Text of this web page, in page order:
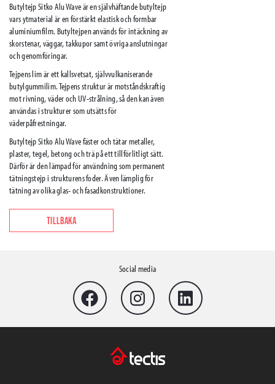
Butyltejp Sitko Alu Wave är en självhäftande butyltejp
vars ytmaterial är en förstärkt elastisk och formbar
aluminiumfilm. Butyltejpen används för intäckning av
skorstenar, väggar, takkupor samt övriga anslutningar
och genomföringar.
Tejpens lim är ett kallsvetsat, självvulkaniserande
butylgummilim. Tejpens struktur är motståndskraftig
mot rivning, väder och UV-strålning, så den kan även
användas i strukturer som utsätts för
väderpåfrestningar.
Butyltejp Sitko Alu Wave fäster och tätar metaller,
plaster, tegel, betong och trä på ett tillförlitligt sätt.
Därför är den lämpad för användning som permanent
tätningstejp i strukturens foder. Även lämplig för
tätning av olika glas- och fasadkonstruktioner.
TILLBAKA
Social media